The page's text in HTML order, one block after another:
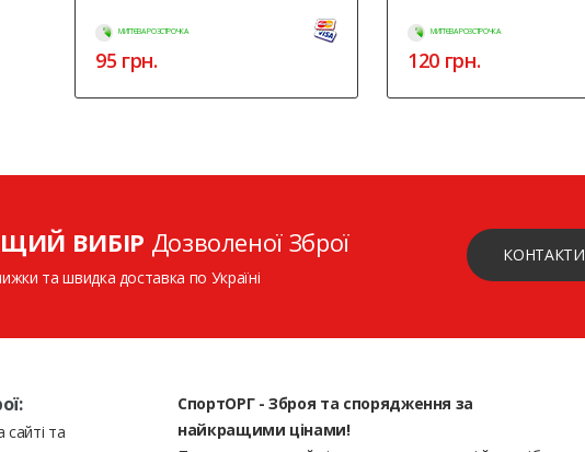
МИТТЄВА РОЗСТРОЧКА
95 грн.
МИТТЄВА РОЗСТРОЧКА
120грн.
ВИБІР Дозволеної Зброї
та швидка доставка по Україні
КОНТАКТИ
та
СпортОРГ - Зброя та спорядження за
найкращими цінами!